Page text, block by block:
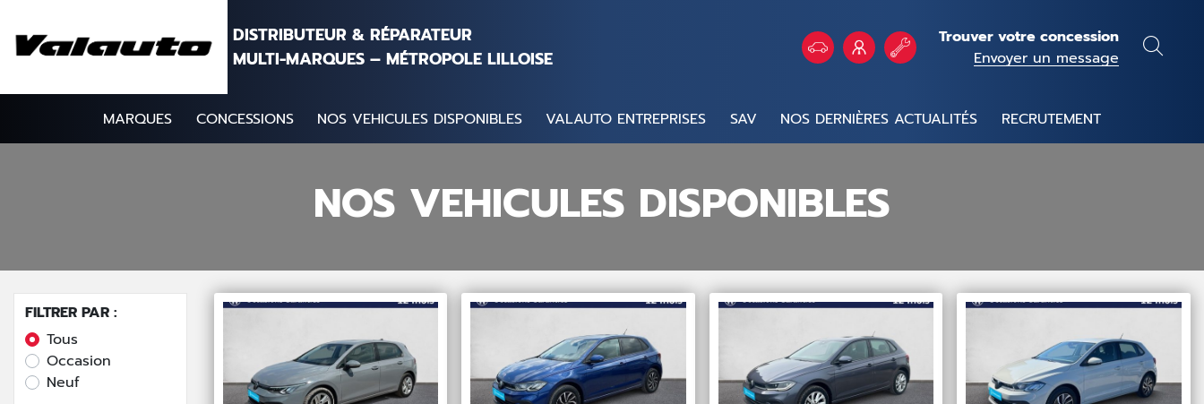
DISTRIBUTEUR & RÉPARATEUR
MULTI-MARQUES – MÉTROPOLE LILLOISE
Trouver votre concession
Envoyer un message
MARQUES CONCESSIONS NOS VEHICULES DISPONIBLES VALAUTO ENTREPRISES SAV NOS DERNIÈRES ACTUALITÉS RECRUTEMENT
NOS VEHICULES DISPONIBLES
FILTRER PAR :
Tous
Occasion
Neuf